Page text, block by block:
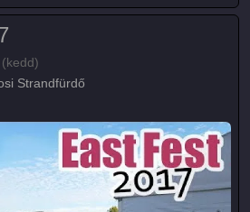
Strandfürdő